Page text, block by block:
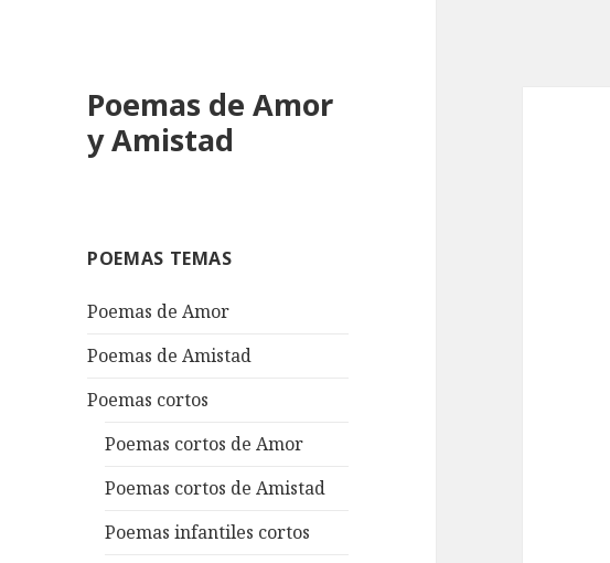
Poemas de Amor
y Amistad
POEMAS TEMAS
Poemas de Amor
Poemas de Amistad
Poemas cortos
Poemas cortos de Amor
Poemas cortos de Amistad
Poemas infantiles cortos